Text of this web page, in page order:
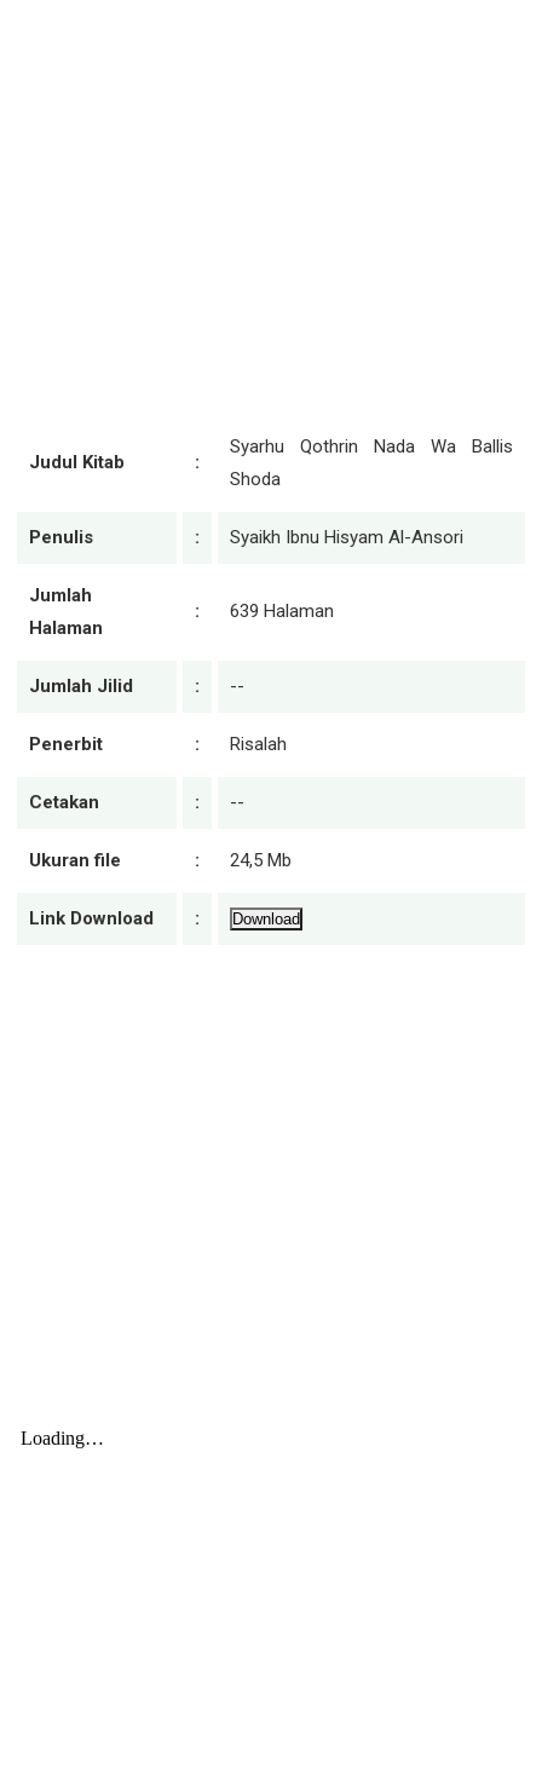
Judul Kitab :
Syarhu Qothrin Nada Wa Ballis
Shoda
Penulis : Syaikh Ibnu Hisyam Al-Ansori
Jumlah
Halaman
: 639 Halaman
Jumlah Jilid : --
Penerbit : Risalah
Cetakan : --
Ukuran file : 24,5 Mb
Link Download : Download